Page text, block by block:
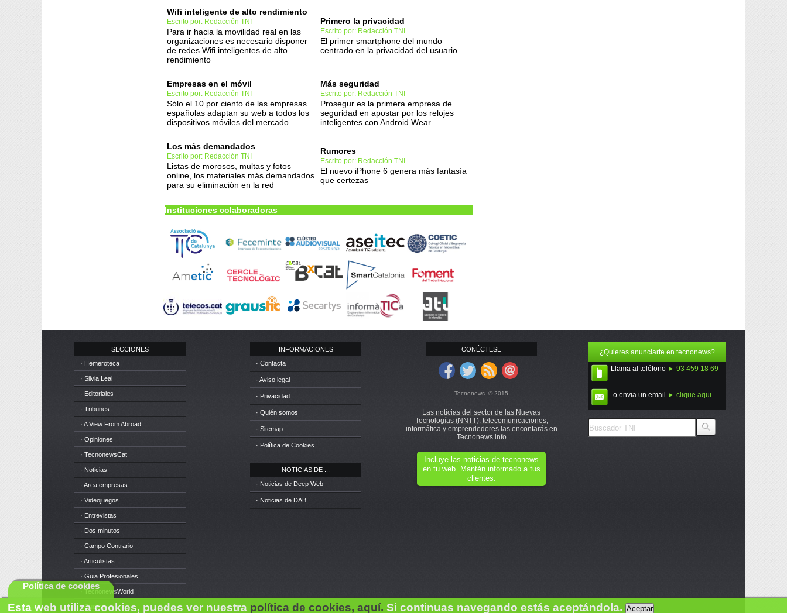
Wifi inteligente de alto rendimiento
Escrito por: Redacción TNI
Para ir hacia la movilidad real en las
organizaciones es necesario disponer
de redes Wifi inteligentes de alto
rendimiento
Primero la privacidad
Escrito por: Redacción TNI
El primer smartphone del mundo
centrado en la privacidad del usuario
Empresas en el móvil
Escrito por: Redacción TNI
Sólo el 10 por ciento de las empresas
españolas adaptan su web a todos los
dispositivos móviles del mercado
Más seguridad
Escrito por: Redacción TNI
Prosegur es la primera empresa de
seguridad en apostar por los relojes
inteligentes con Android Wear
Los más demandados
Escrito por: Redacción TNI
Listas de morosos, multas y fotos
online, los materiales más demandados
para su eliminación en la red
Rumores
Escrito por: Redacción TNI
El nuevo iPhone 6 genera más fantasía
que certezas
Instituciones colaboradoras
SECCIONES
· Hemeroteca
· Silvia Leal
· Editoriales
· Tribunes
· A View From Abroad
· Opiniones
· TecnonewsCat
· Noticias
· Area empresas
· Videojuegos
· Entrevistas
· Dos minutos
· Campo Contrario
· Articulistas
· Guia Profesionales
· TecnonewsWorld
· Cursos
INFORMACIONES
· Contacta
· Aviso legal
· Privacidad
· Quién somos
· Sitemap
· Política de Cookies
NOTICIAS DE ...
· Noticias de Deep Web
· Noticias de DAB
CONÉCTESE
Tecnonews. © 2015
Las notícias del sector de las Nuevas
Tecnologías (NNTT), telecomunicaciones,
informática y emprendedores las encontarás en
Tecnonews.info
Incluye las noticias de tecnonews
en tu web. Mantén informado a tus
clientes.
¿Quieres anunciarte en tecnonews?
Llama al teléfono ► 93 459 18 69
o envia un email ► clique aqui
Esta web utiliza cookies, puedes ver nuestra política de cookies, aquí. Si continuas navegando estás aceptándola.Aceptar
Política de cookies